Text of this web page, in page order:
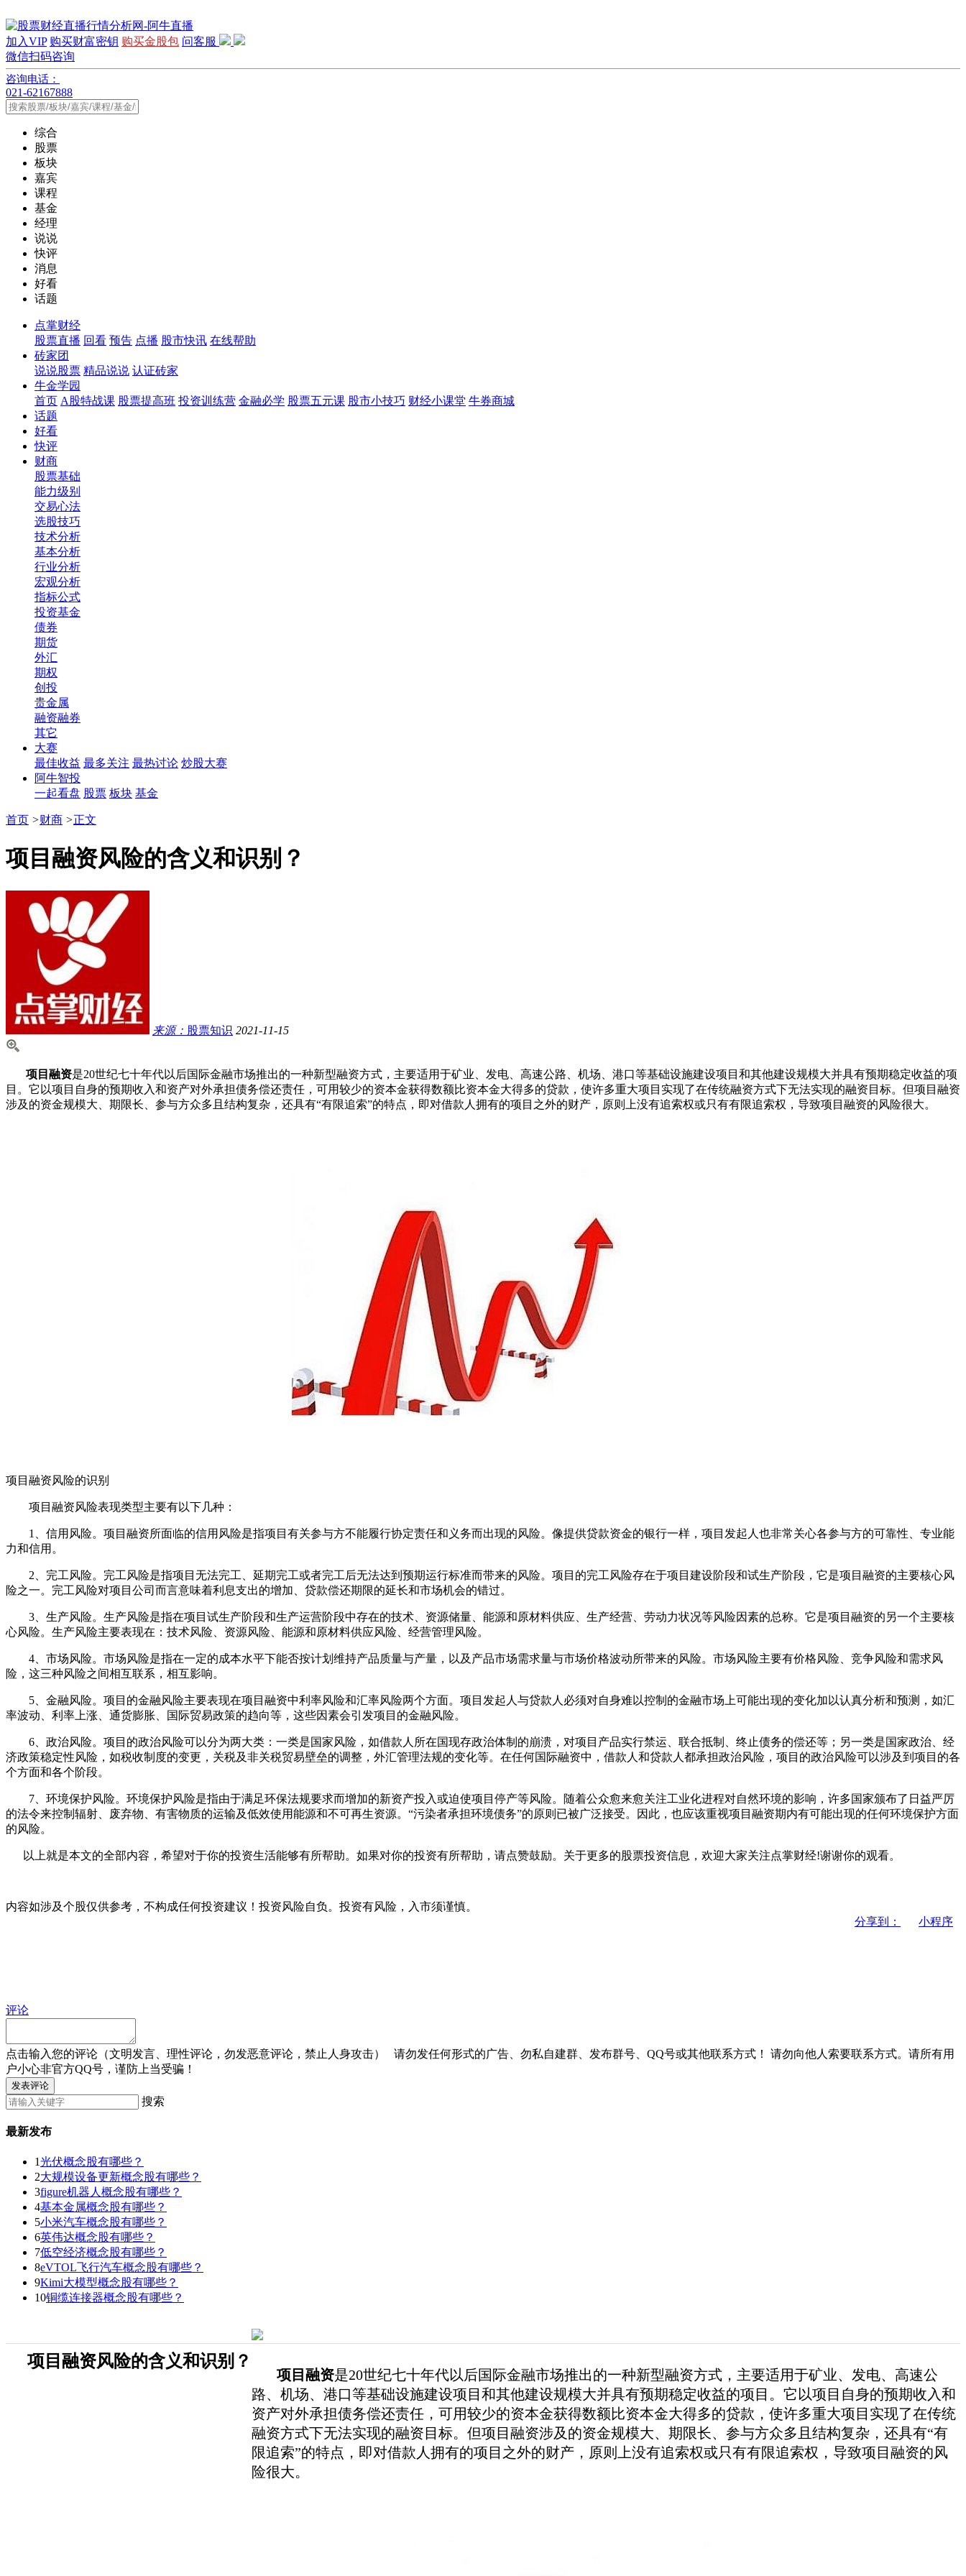
加入VIP 购买财富密钥 购买金股包 问客服
微信扫码咨询
咨询电话：
021-62167888
综合
股票
板块
嘉宾
课程
基金
经理
说说
快评
消息
好看
话题
点掌财经
股票直播 回看 预告 点播 股市快讯 在线帮助
砖家团
说说股票 精品说说 认证砖家
牛金学园
首页 A股特战课 股票提高班 投资训练营 金融必学 股票五元课 股市小技巧 财经小课堂 牛券商城
话题
好看
快评
财商
股票基础
能力级别
交易心法
选股技巧
技术分析
基本分析
行业分析
宏观分析
指标公式
投资基金
债券
期货
外汇
期权
创投
贵金属
融资融券
其它
大赛
最佳收益 最多关注 最热讨论 炒股大赛
阿牛智投
一起看盘 股票 板块 基金
首页 >财商 >正文
项目融资风险的含义和识别？
来源： 股票知识 2021-11-15
项目融资是20世纪七十年代以后国际金融市场推出的一种新型融资方式，主要适用于矿业、发电、高速公路、机场、港口等基础设施建设项目和其他建设规模大并具有预期稳定收益的项
目。它以项目自身的预期收入和资产对外承担债务偿还责任，可用较少的资本金获得数额比资本金大得多的贷款，使许多重大项目实现了在传统融资方式下无法实现的融资目标。但项目融资
涉及的资金规模大、期限长、参与方众多且结构复杂，还具有“有限追索”的特点，即对借款人拥有的项目之外的财产，原则上没有追索权或只有有限追索权，导致项目融资的风险很大。
项目融资风险的识别
项目融资风险表现类型主要有以下几种：
1、信用风险。项目融资所面临的信用风险是指项目有关参与方不能履行协定责任和义务而出现的风险。像提供贷款资金的银行一样，项目发起人也非常关心各参与方的可靠性、专业能
力和信用。
2、完工风险。完工风险是指项目无法完工、延期完工或者完工后无法达到预期运行标准而带来的风险。项目的完工风险存在于项目建设阶段和试生产阶段，它是项目融资的主要核心风
险之一。完工风险对项目公司而言意味着利息支出的增加、贷款偿还期限的延长和市场机会的错过。
3、生产风险。生产风险是指在项目试生产阶段和生产运营阶段中存在的技术、资源储量、能源和原材料供应、生产经营、劳动力状况等风险因素的总称。它是项目融资的另一个主要核
心风险。生产风险主要表现在：技术风险、资源风险、能源和原材料供应风险、经营管理风险。
4、市场风险。市场风险是指在一定的成本水平下能否按计划维持产品质量与产量，以及产品市场需求量与市场价格波动所带来的风险。市场风险主要有价格风险、竞争风险和需求风
险，这三种风险之间相互联系，相互影响。
5、金融风险。项目的金融风险主要表现在项目融资中利率风险和汇率风险两个方面。项目发起人与贷款人必须对自身难以控制的金融市场上可能出现的变化加以认真分析和预测，如汇
率波动、利率上涨、通货膨胀、国际贸易政策的趋向等，这些因素会引发项目的金融风险。
6、政治风险。项目的政治风险可以分为两大类：一类是国家风险，如借款人所在国现存政治体制的崩溃，对项目产品实行禁运、联合抵制、终止债务的偿还等；另一类是国家政治、经
济政策稳定性风险，如税收制度的变更，关税及非关税贸易壁垒的调整，外汇管理法规的变化等。在任何国际融资中，借款人和贷款人都承担政治风险，项目的政治风险可以涉及到项目的各
个方面和各个阶段。
7、环境保护风险。环境保护风险是指由于满足环保法规要求而增加的新资产投入或迫使项目停产等风险。随着公众愈来愈关注工业化进程对自然环境的影响，许多国家颁布了日益严厉
的法令来控制辐射、废弃物、有害物质的运输及低效使用能源和不可再生资源。“污染者承担环境债务”的原则已被广泛接受。因此，也应该重视项目融资期内有可能出现的任何环境保护方面
的风险。
以上就是本文的全部内容，希望对于你的投资生活能够有所帮助。如果对你的投资有所帮助，请点赞鼓励。关于更多的股票投资信息，欢迎大家关注点掌财经!谢谢你的观看。
内容如涉及个股仅供参考，不构成任何投资建议！投资风险自负。投资有风险，入市须谨慎。
分享到：
小程序
评论
点击输入您的评论（文明发言、理性评论，勿发恶意评论，禁止人身攻击） 请勿发任何形式的广告、勿私自建群、发布群号、QQ号或其他联系方式！
请勿向他人索要联系方式。请所有用
户小心非官方QQ号，谨防上当受骗！
发表评论
搜索
最新发布
1光伏概念股有哪些？
2大规模设备更新概念股有哪些？
3figure机器人概念股有哪些？
4基本金属概念股有哪些？
5小米汽车概念股有哪些？
6英伟达概念股有哪些？
7低空经济概念股有哪些？
8eVTOL飞行汽车概念股有哪些？
9Kimi大模型概念股有哪些？
10铜缆连接器概念股有哪些？
项目融资风险的含义和识别？
项目融资是20世纪七十年代以后国际金融市场推出的一种新型融资方式，主要适用于矿业、发电、高速公
路、机场、港口等基础设施建设项目和其他建设规模大并具有预期稳定收益的项目。它以项目自身的预期收入和
资产对外承担债务偿还责任，可用较少的资本金获得数额比资本金大得多的贷款，使许多重大项目实现了在传统
融资方式下无法实现的融资目标。但项目融资涉及的资金规模大、期限长、参与方众多且结构复杂，还具有“有
限追索”的特点，即对借款人拥有的项目之外的财产，原则上没有追索权或只有有限追索权，导致项目融资的风
险很大。